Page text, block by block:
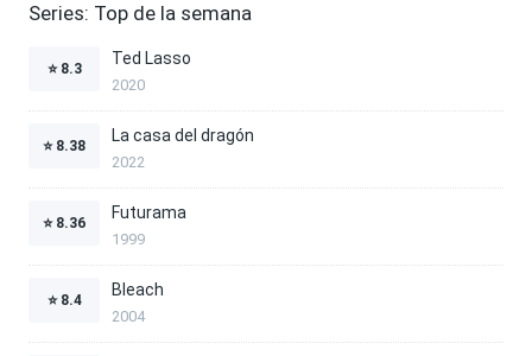
Series: Top de la semana
⭐ 8.3
Ted Lasso
2020
⭐ 8.38
La casa del dragón
2022
⭐ 8.36
Futurama
1999
⭐ 8.4
Bleach
2004